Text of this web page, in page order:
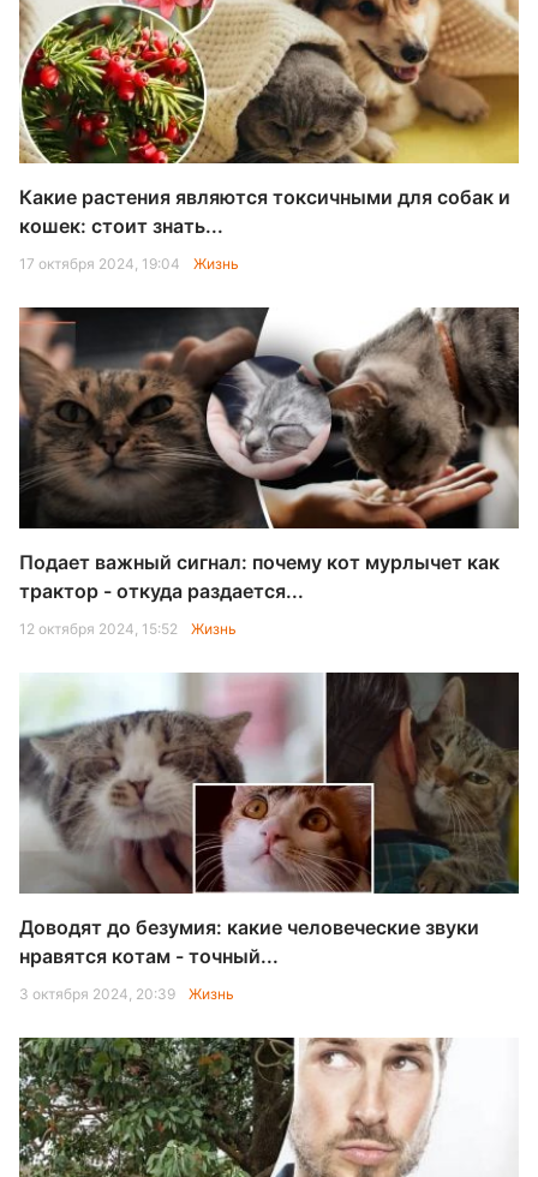
Какие растения являются токсичными для собак и
кошек: стоит знать...
17 октября 2024, 19:04 Жизнь
Подает важный сигнал: почему кот мурлычет как
трактор - откуда раздается...
12 октября 2024, 15:52 Жизнь
Доводят до безумия: какие человеческие звуки
нравятся котам - точный...
3 октября 2024, 20:39 Жизнь